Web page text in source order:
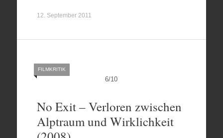
12. September 2011
6/10
FILMKRITIK
No Exit – Verloren zwischen
Alptraum und Wirklichkeit